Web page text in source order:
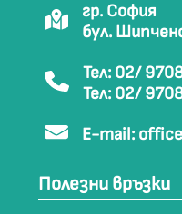
гр. София
бул.
Тел: 02/
Тел: 02/
E-mail:
Полезни връзки